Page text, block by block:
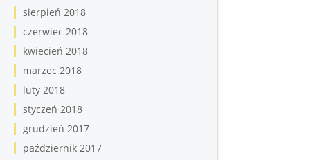
sierpień 2018
czerwiec 2018
kwiecień 2018
marzec 2018
luty 2018
styczeń 2018
grudzień 2017
październik 2017